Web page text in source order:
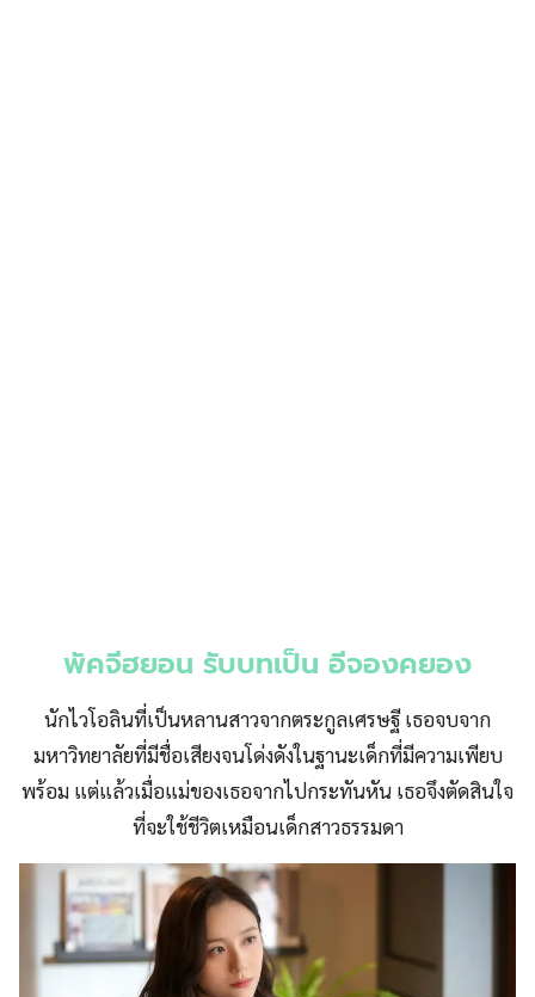
พัคจีฮยอน รับบทเป็น อีจองคยอง
นักไวโอลินที่เป็นหลานสาวจากตระกูลเศรษฐี เธอจบจาก
มหาวิทยาลัยที่มีชื่อเสียงจนโด่งดังในฐานะเด็กที่มีความเพียบ
พร้อม แต่แล้วเมื่อแม่ของเธอจากไปกระทันหัน เธอจึงตัดสินใจ
ที่จะใช้ชีวิตเหมือนเด็กสาวธรรมดา